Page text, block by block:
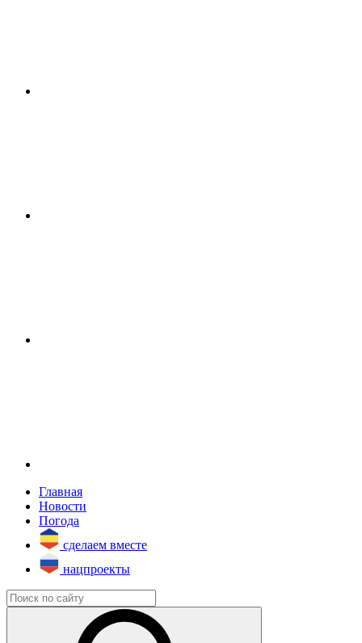
Главная
Новости
Погода
сделаем вместе
нацпроекты